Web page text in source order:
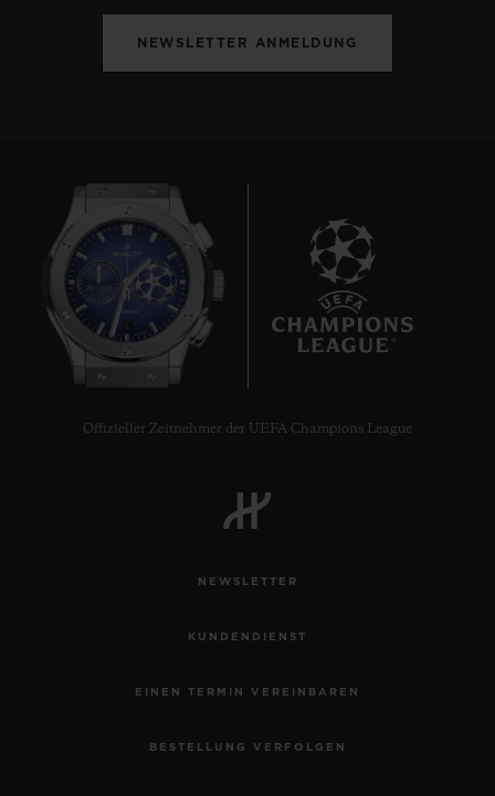
NEWSLETTER ANMELDUNG
Offizieller Zeitnehmer der UEFA Champions League
NEWSLETTER
KUNDENDIENST
EINEN TERMIN VEREINBAREN
BESTELLUNG VERFOLGEN